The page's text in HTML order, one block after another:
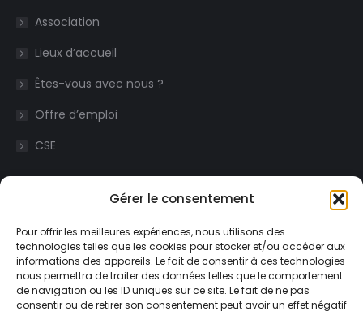
Gérer le consentement
Pour offrir les meilleures expériences, nous utilisons des
technologies telles que les cookies pour stocker et/ou accéder aux
informations des appareils. Le fait de consentir à ces technologies
nous permettra de traiter des données telles que le comportement
de navigation ou les ID uniques sur ce site. Le fait de ne pas
consentir ou de retirer son consentement peut avoir un effet négatif
Association
Lieux d’accueil
Êtes-vous avec nous ?
Offre d’emploi
CSE
Articles récents :
L’Adapei 43 lance l’actualisation de son projet
associatif !
22 juillet 2026
Petites mains, grands sourires